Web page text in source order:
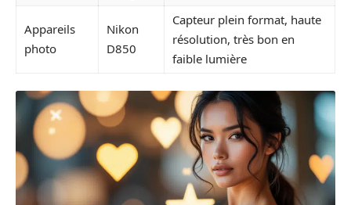
Appareils
photo
Nikon
D850
Capteur plein format, haute
résolution, très bon en
faible lumière